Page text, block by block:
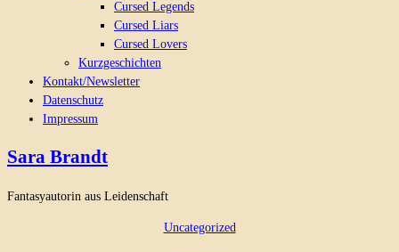
Cursed Legends
Cursed Liars
Cursed Lovers
Kurzgeschichten
Kontakt/Newsletter
Datenschutz
Impressum
Sara Brandt
Fantasyautorin aus Leidenschaft
Uncategorized